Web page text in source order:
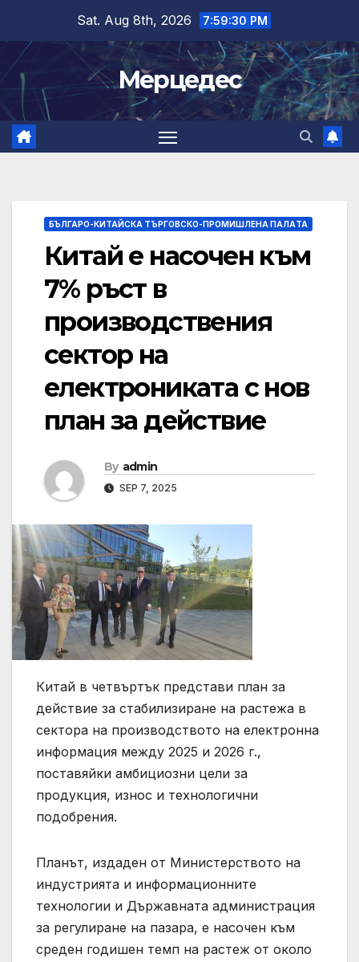
content
Sat. Aug 8th, 2026 7:59:31 PM
Мерцедес
БЪЛГАРО-КИТАЙСКА ТЪРГОВСКО-ПРОМИШЛЕНА ПАЛAТА
Китай е насочен към
7% ръст в
производствения
сектор на
електрониката с нов
план за действие
By admin
SEP 7, 2025
Китай в четвъртък представи план за
действие за стабилизиране на растежа в
сектора на производството на електронна
информация между 2025 и 2026 г.,
поставяйки амбициозни цели за
продукция, износ и технологични
подобрения.
Планът, издаден от Министерството на
индустрията и информационните
технологии и Държавната администрация
за регулиране на пазара, е насочен към
среден годишен темп на растеж от около